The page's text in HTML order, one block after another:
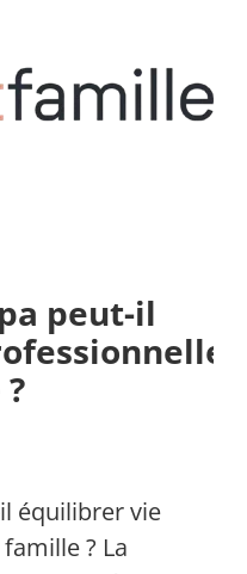
peut-il
équilibrer vie
? La